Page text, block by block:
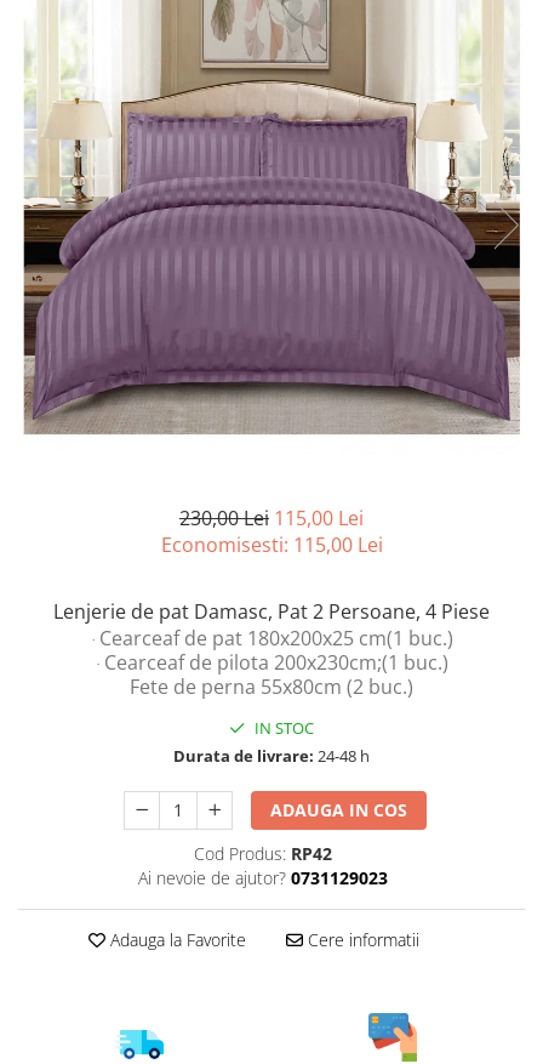
Lenjerii de pat Bumbac Poplin
Lenjerii de pat Catifea
Lenjerii de pat Damasc
Lenjerii de pat Finet + 2 Draperii
Lenjerii de pat Finet cu PLIURI
Lenjerii de pat finet Home
Lenjerii de pat Saten 4 piese cu
elastic
230,00 Lei 115,00 Lei
Economisesti: 115,00 Lei
Lenjerie de pat Damasc, Pat 2 Persoane, 4 Piese
· Cearceaf de pat 180x200x25 cm(1 buc.)
· Cearceaf de pilota 200x230cm;(1 buc.)
Fete de perna 55x80cm (2 buc.)
IN STOC
Durata de livrare: 24-48 h
ADAUGA IN COS
Cod Produs: RP42
Ai nevoie de ajutor? 0731129023
Adauga la Favorite Cere informatii